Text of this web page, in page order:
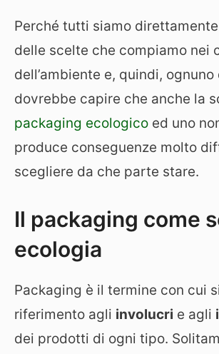
Perché tutti siamo
delle scelte che compiamo nei
dell’ambiente e, quindi, ognuno
dovrebbe capire che anche la
packaging ecologico ed uno
produce conseguenze molto
scegliere da che parte stare.
Il packaging come
ecologia
Packaging è il termine con cui
riferimento agli involucri e agli
dei prodotti di ogni tipo.